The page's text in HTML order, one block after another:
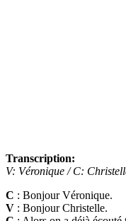
Transcription:
V: Véronique / C:
C : Bonjour Véronique.
V : Bonjour Christelle.